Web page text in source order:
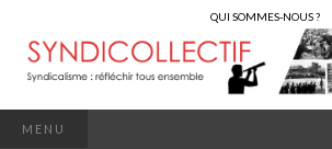
QUI SOMMES-NOUS ?
MENU